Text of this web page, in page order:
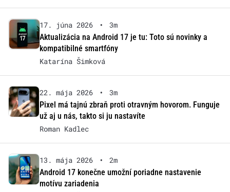
17. júna 2026 •
3m
Aktualizácia na Android 17 je tu: Toto sú novinky a
kompatibilné smartfóny
Katarína Šimková
22. mája 2026 •
3m
Pixel má tajnú zbraň proti otravným hovorom. Funguje
už aj u nás, takto si ju nastavíte
Roman Kadlec
13. mája 2026 •
2m
Android 17 konečne umožní poriadne nastavenie
motívu zariadenia